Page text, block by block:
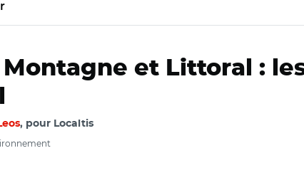
et Littoral :
, pour Localtis